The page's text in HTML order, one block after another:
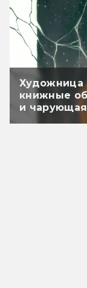
Художница
книжные
и